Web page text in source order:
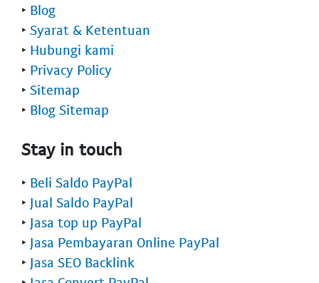
‣ Blog
‣ Syarat & Ketentuan
‣ Hubungi kami
‣ Privacy Policy
‣ Sitemap
‣ Blog Sitemap
Stay in touch
‣ Beli Saldo PayPal
‣ Jual Saldo PayPal
‣ Jasa top up PayPal
‣ Jasa Pembayaran Online PayPal
‣ Jasa SEO Backlink